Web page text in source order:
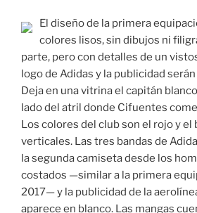
El diseño de la primera
colores lisos, sin dibujos ni
parte, pero con detalles de un
logo de Adidas y la publicidad
Deja en una vitrina el capitán
lado del atril donde Cifuentes
Los colores del club son el rojo y el
verticales. Las tres bandas de
la segunda camiseta desde los
costados —similar a la primera
2017— y la publicidad de la
aparece en blanco. Las mangas